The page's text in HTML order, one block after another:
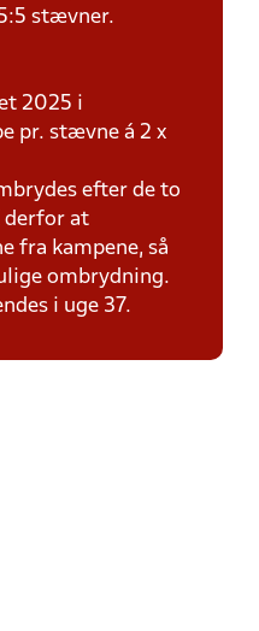
stævner.
2025 i
pr. stævne á 2 x
efter de to
derfor at
fra kampene, så
ombrydning.
i uge 37.